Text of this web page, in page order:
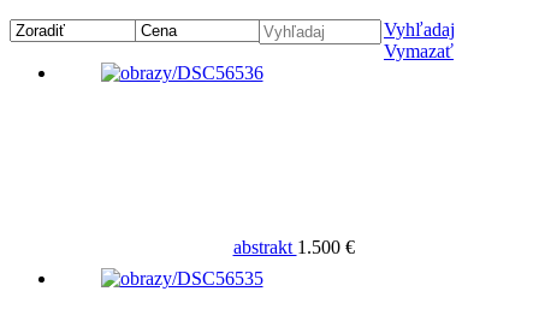
Vyhľadaj
Vymazať
abstrakt 1.500 €